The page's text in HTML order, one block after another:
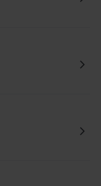
arrow_forward_ios
arrow_forward_ios